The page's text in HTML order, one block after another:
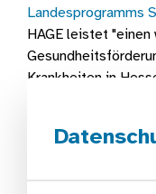
Landesprogramms
HAGE leistet
Krankheiten in
bedanken", sagte
Bescheides in